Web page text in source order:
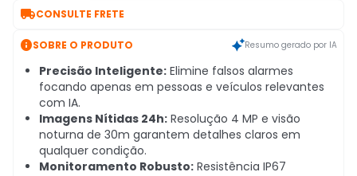
CONSULTE FRETE
SOBRE O PRODUTO Resumo gerado por IA
Precisão Inteligente: Elimine falsos alarmes
focando apenas em pessoas e veículos relevantes
com IA.
Imagens Nítidas 24h: Resolução 4 MP e visão
noturna de 30m garantem detalhes claros em
qualquer condição.
Monitoramento Robusto: Resistência IP67